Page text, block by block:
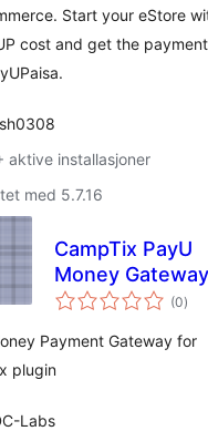
Start your eStore
cost and get the payment
aktive installasjoner
med 5.7.16
CampTix PayU
Money Gateway
(0)
Payment Gateway for
plugin
Labs